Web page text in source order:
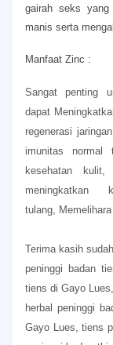
gairah seks yang
manis serta
Manfaat Zinc :
Sangat penting
dapat
regenerasi
imunitas normal
kesehatan kulit,
meningkatkan
tulang,
Terima kasih
peninggi badan
tiens di Gayo
herbal peninggi
Gayo Lues, tiens